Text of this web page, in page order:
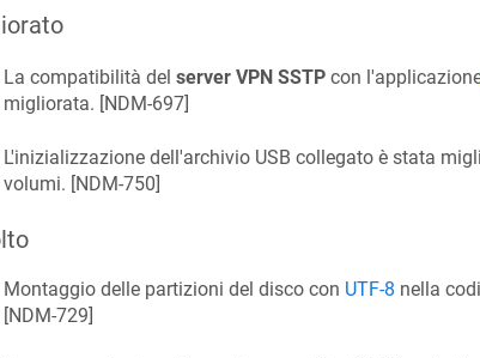
La compatibilità del server VPN SSTPcon
migliorata. [NDM-697]
L'inizializzazione dell'archivio USB collegato è stata
volumi. [NDM-750]
Montaggio delle partizioni del disco con UTF-8 nella
[NDM-729]